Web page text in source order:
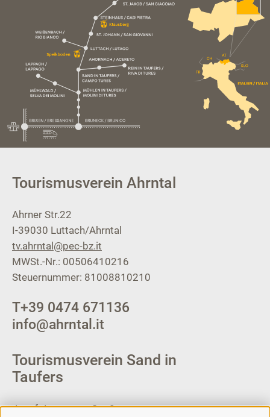
Tourismusverein Ahrntal
Ahrner Str.22
I-39030 Luttach/Ahrntal
tv.ahrntal@pec-bz.it
MWSt.-Nr.: 00506410216
Steuernummer: 81008810210
T+39 0474 671136
info@ahrntal.it
Tourismusverein Sand in
Taufers
Josef-Jungmann-Str. 8